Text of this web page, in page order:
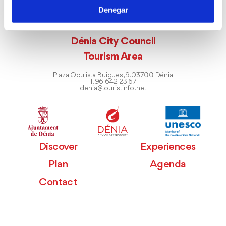
Denegar
Dénia City Council
Tourism Area
Plaza Oculista Buigues, 9. 03700 Dénia
T. 96 642 23 67
denia@touristinfo.net
Discover
Experiences
Plan
Agenda
Contact